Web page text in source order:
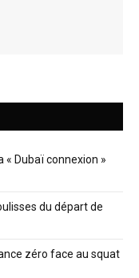
« Dubaï connexion »
du départ de
zéro face au squat